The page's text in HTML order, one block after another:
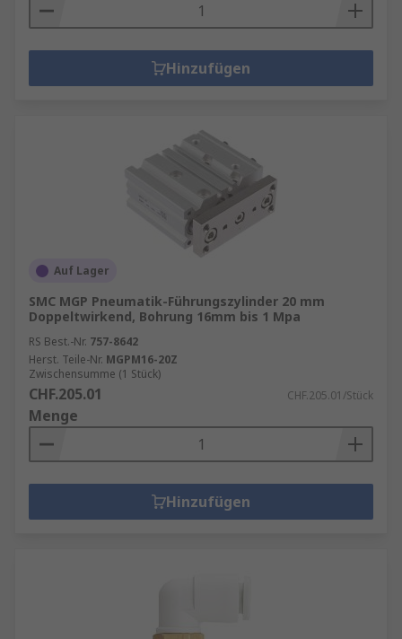
Hinzufügen
Auf Lager
SMC MGP Pneumatik-Führungszylinder 20 mm
Doppeltwirkend, Bohrung 16mm bis 1 Mpa
RS Best.-Nr. 757-8642
Herst. Teile-Nr. MGPM16-20Z
Zwischensumme (1 Stück)
CHF.205.01 CHF.205.01/Stück
Menge
Hinzufügen